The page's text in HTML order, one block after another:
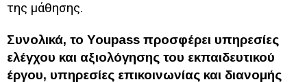
της μάθησης.
Συνολικά, το Youpass προσφέρει υπηρεσίες
ελέγχου και αξιολόγησης του εκπαιδευτικού
έργου, υπηρεσίες επικοινωνίας και διανομής